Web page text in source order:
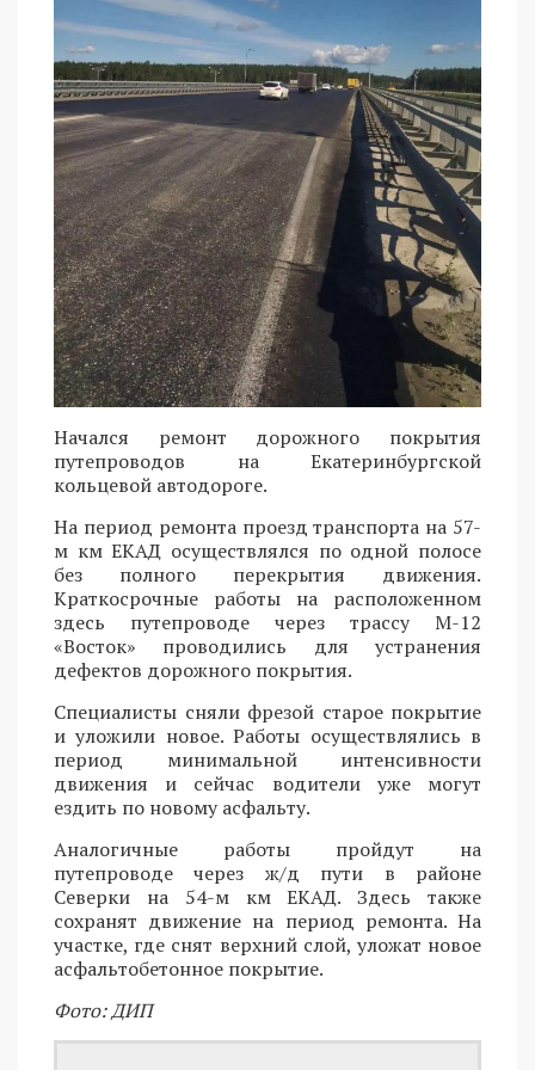
Начался ремонт дорожного покрытия
путепроводов на Екатеринбургской
кольцевой автодороге.
На период ремонта проезд транспорта на 57-
м км ЕКАД осуществлялся по одной полосе
без полного перекрытия движения.
Краткосрочные работы на расположенном
здесь путепроводе через трассу М-12
«Восток» проводились для устранения
дефектов дорожного покрытия.
Специалисты сняли фрезой старое покрытие
и уложили новое. Работы осуществлялись в
период минимальной интенсивности
движения и сейчас водители уже могут
ездить по новому асфальту.
Аналогичные работы пройдут на
путепроводе через ж/д пути в районе
Северки на 54-м км ЕКАД. Здесь также
сохранят движение на период ремонта. На
участке, где снят верхний слой, уложат новое
асфальтобетонное покрытие.
Фото: ДИП